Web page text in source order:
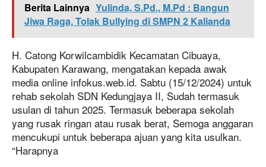
Berita Lainnya Yulinda, S.Pd., M.Pd : Bangun
Jiwa Raga, Tolak Bullying di SMPN 2 Kalianda
H. Catong Korwilcambidik Kecamatan Cibuaya,
Kabupaten Karawang, mengatakan kepada awak
media online infokus.web.id. Sabtu (15/12/2024) untuk
rehab sekolah SDN Kedungjaya II, Sudah termasuk
usulan di tahun 2025. Termasuk beberapa sekolah
yang rusak ringan atau rusak berat, Semoga anggaran
mencukupi untuk beberapa ajuan yang kita usulkan.
“Harapnya